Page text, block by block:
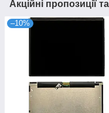
Акційні пропозиції
–10%